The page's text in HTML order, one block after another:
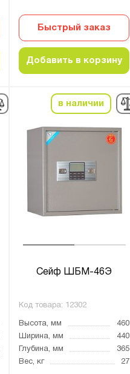
Быстрый заказ
Добавить в корзину
в наличии
Сейф ШБМ-46Э
Код товара: 12302
Высота, мм
460
Ширина, мм
440
Глубина, мм
365
Вес, кг
27